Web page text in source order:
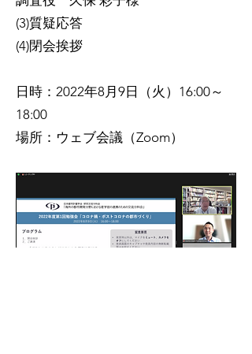
(3)質疑応答
(4)閉会挨拶
日時：2022年8月9日（火）16:00～
18:00
場所：ウェブ会議（Zoom）